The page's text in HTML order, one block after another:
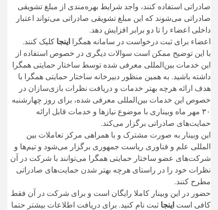
صادراتی استفاده کنند، واجد شرایط بهره‌مندی از مبلغ تشویقی
صادراتی می‌شوند که این مبلغ تشویقی صادراتی می‌تواند اعتبار
داخلی اعضاء را تا دو برابر افزایش دهد.
اعضاء برای ثبت درخواست در سامانه همگرا اینجا کلیک کنند.
با این توضیح ممکن است سوالات دیگری در خصوص استفاده از
این خدمات بین‌المللی معرفی شده توسط ساختار حمایتی همگرا
داشته باشید. به همین منظور دبیرخانه ساختار حمایتی همگرا با
هدف ارائه هرچه بهتر خدمات و دریافت نظرات بازی‌سازان در
خصوص این خدمات بین‌المللی معرفی شده، برای روز چهارشنبه
۳۰ مهر ماه وبیناری با موضوع نیازها و خدمات قابل ارائه
حمایت‌های صادراتی برگزار می‌کند.
این وبینار به صورت مشترک و با همراهی مرکز تعاملات بین
المللی علم و فناوری ریاست جمهوری برگزار می‌شود و تیم‌ها و
شرکت‌های عضو ساختار حمایتی همگرا می‌توانند با شرکت در آن
نظرات خود را در راستای هرچه بهتر شدن حمایت‌های صادراتی
مطرح کنند.
حضور در این وبینار کاملا رایگان است و برای شرکت در آن فقط
کافی است اینجا ثبت نام کنید. برای دریافت اطلاعات بیشتر حتما